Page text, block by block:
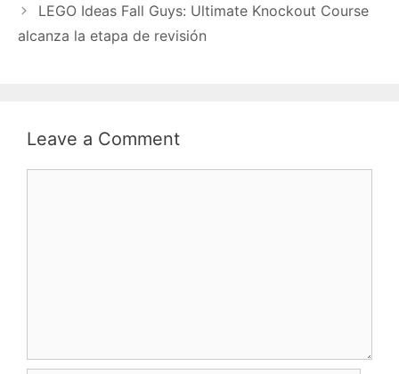
LEGO Ideas Fall Guys: Ultimate Knockout Course
alcanza la etapa de revisión
Leave a Comment